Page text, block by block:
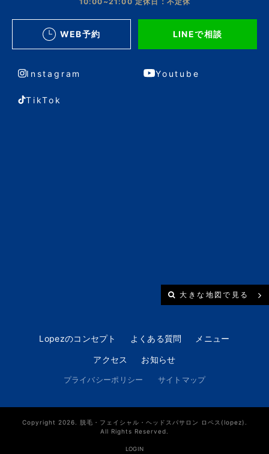
WEB予約 LINEで相談
Instagram Youtube
TikTok
大きな地図で見る
Lopezのコンセプト よくある質問 メニュー
アクセス お知らせ
プライバシーポリシー サイトマップ
Copyright 2026. 脱毛・フェイシャル・ヘッドスパサロン ロペス(lopez).
All Rights Reserved.
LOGIN